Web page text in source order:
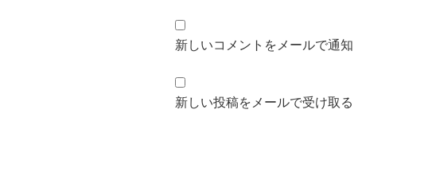
新しいコメントをメールで通知
新しい投稿をメールで受け取る